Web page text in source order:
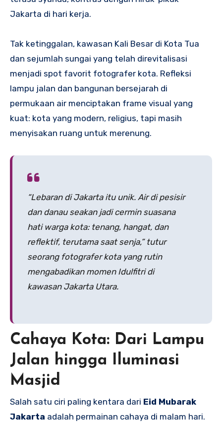
Jakarta di hari kerja.
Tak ketinggalan, kawasan Kali Besar di Kota Tua
dan sejumlah sungai yang telah direvitalisasi
menjadi spot favorit fotografer kota. Refleksi
lampu jalan dan bangunan bersejarah di
permukaan air menciptakan frame visual yang
kuat: kota yang modern, religius, tapi masih
menyisakan ruang untuk merenung.
“Lebaran di Jakarta itu unik. Air di pesisir
dan danau seakan jadi cermin suasana
hati warga kota: tenang, hangat, dan
reflektif, terutama saat senja,” tutur
seorang fotografer kota yang rutin
mengabadikan momen Idulfitri di
kawasan Jakarta Utara.
Cahaya Kota: Dari Lampu
Jalan hingga Iluminasi
Masjid
Salah satu ciri paling kentara dari Eid Mubarak
Jakarta adalah permainan cahaya di malam hari.